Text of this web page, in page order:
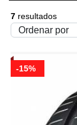
7 resultados
-15%